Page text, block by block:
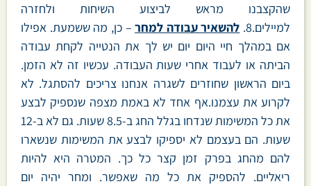
שהקצבנו מראש לביצוע השיחות ולחזרה
למיילים.8.
להשאיר עבודה למחר– כן, מה ששמעת. אפילו
אם במהלך חיי היום יום יש לך את הנטייה לקחת עבודה
הביתה או לעבוד אחרי שעות העבודה. עכשיו זה לא הזמן.
ביום הראשון שחוזרים לשגרה אנחנו צריכים להסתגל. לא
לקרוע את עצמנו.אף אחד לא באמת מצפה שנספיק לבצע
את כל המשימות שנדחו בגלל החג ב-8.5 שעות. גם לא ב-12
שעות. הם בעצמם לא יספיקו לבצע את המשימות שנשארו
להם מהחג בפרק זמן קצר כל כך. המטרה היא להיות
ריאליים. להספיק את כל מה שאפשר. ומחר יהיה יום